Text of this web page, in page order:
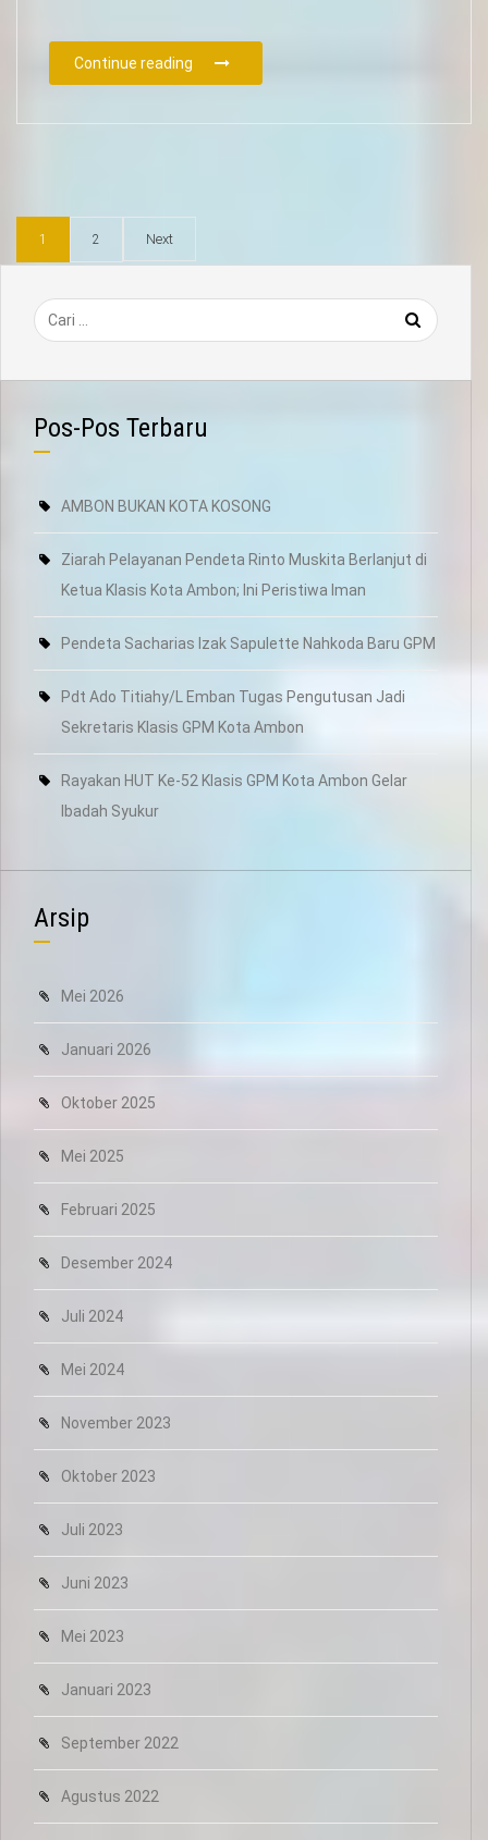
Continue reading
1 2 Next
Pos-Pos Terbaru
AMBON BUKAN KOTA KOSONG
Ziarah Pelayanan Pendeta Rinto Muskita Berlanjut di
Ketua Klasis Kota Ambon; Ini Peristiwa Iman
Pendeta Sacharias Izak Sapulette Nahkoda Baru GPM
Pdt Ado Titiahy/L Emban Tugas Pengutusan Jadi
Sekretaris Klasis GPM Kota Ambon
Rayakan HUT Ke-52 Klasis GPM Kota Ambon Gelar
Ibadah Syukur
Arsip
Mei 2026
Januari 2026
Oktober 2025
Mei 2025
Februari 2025
Desember 2024
Juli 2024
Mei 2024
November 2023
Oktober 2023
Juli 2023
Juni 2023
Mei 2023
Januari 2023
September 2022
Agustus 2022